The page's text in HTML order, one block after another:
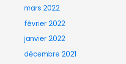
mars 2022
février 2022
janvier 2022
décembre 2021